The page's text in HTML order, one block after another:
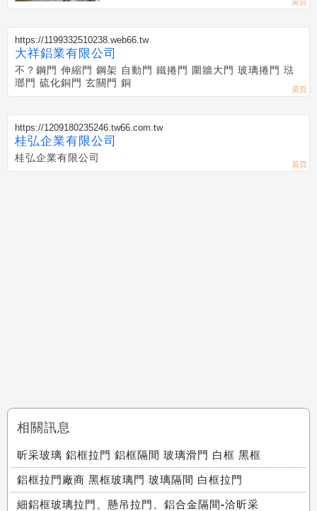
https://1199332510238.web66.tw
大祥鋁業有限公司
不？鋼門 伸縮門 鋼架 自動門 鐵捲門 圍牆大門 玻璃捲門 琺
瑯門 硫化銅門 玄關門 銅
https://1209180235246.tw66.com.tw
桂弘企業有限公司
桂弘企業有限公司
相關訊息
昕采玻璃 鋁框拉門 鋁框隔間 玻璃滑門 白框 黑框
鋁框拉門廠商 黑框玻璃門 玻璃隔間 白框拉門
細鋁框玻璃拉門、懸吊拉門、鋁合金隔間-洽昕采